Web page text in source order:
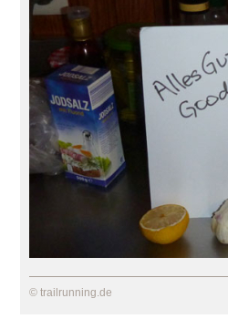
© trailrunning.de